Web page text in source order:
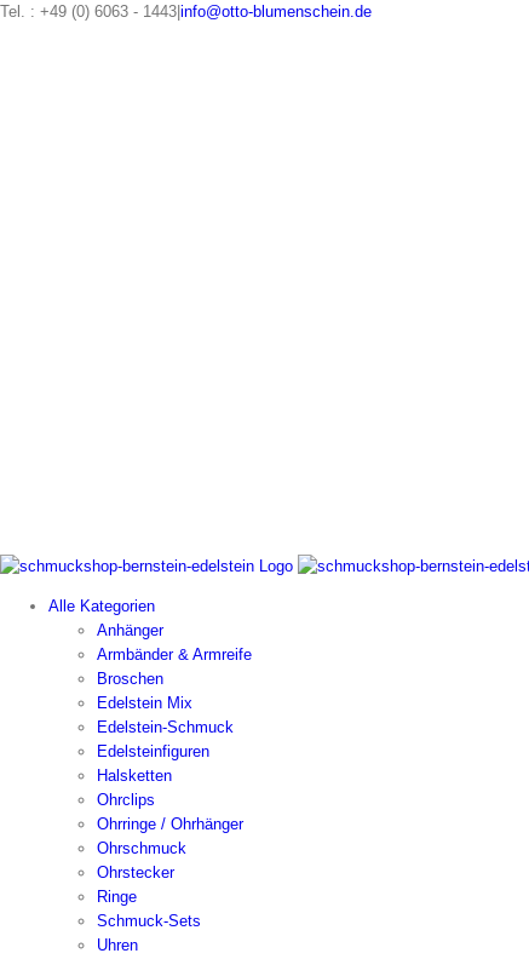
Zum
Tel. : +49 (0) 6063 - 1443 info@otto-blumenschein.de
Alle Kategorien
Anhänger
Armbänder & Armreife
Broschen
Edelstein Mix
Edelstein-Schmuck
Edelsteinfiguren
Halsketten
Ohrclips
Ohrringe / Ohrhänger
Ohrschmuck
Ohrstecker
Ringe
Schmuck-Sets
Uhren